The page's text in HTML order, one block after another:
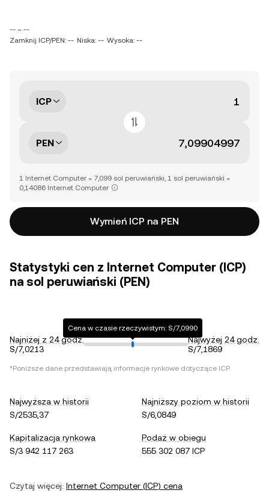
-- ~ --
Zamknij ICP/PEN: -- Niska: -- Wysoka: --
ICP
PEN
1 Internet Computer = 7,099 sol peruwiański, 1 sol peruwiański =
0,14086 Internet Computer
Wymień ICP na PEN
Statystyki cen z Internet Computer (ICP)
na sol peruwiański (PEN)
Najniżej z 24 godz.
S/7,0213
Cena w czasie rzeczywistym: S/7,0990
Najwyżej 24 godz.
S/7,1869
*Poniższe dane przedstawiają informacje rynkowe dotyczące ICP.
Najwyższa w historii
S/2535,37
Najniższy poziom w historii
S/6,0849
Kapitalizacja rynkowa
S/3 942 117 263
Podaż w obiegu
555 302 087 ICP
Czytaj więcej: Internet Computer (ICP) cena